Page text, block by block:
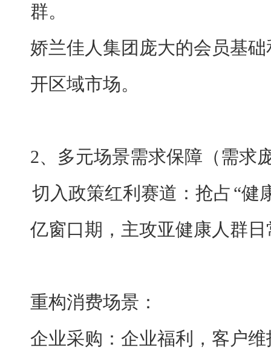
群。
娇兰佳人集团庞大的会员基
开区域市场。
2、多元场景需求保障（需求
切入政策红利赛道：抢占 “健
亿窗口期，主攻亚健康人群
重构消费场景：
企业采购：企业福利，客户